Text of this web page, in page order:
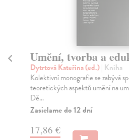
Umění, tvorba a
Dytrtová Kateřina (ed.)| Kniha
Kolektivní monografie se zabývá
teoretických aspektů umění na
Dě...
Zasielame do 12 dní
17,86 €